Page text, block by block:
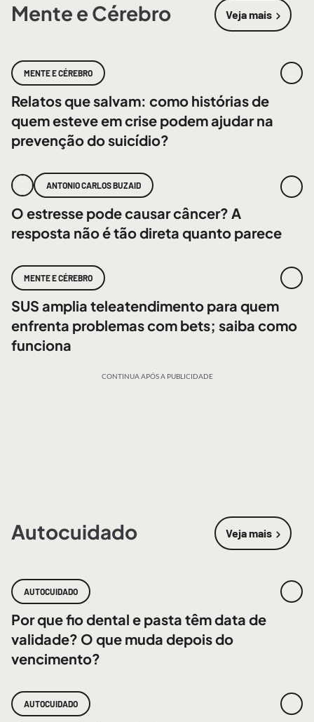
Mente e Cérebro Veja mais
sobre
MENTE E CÉREBRO
Relatos que salvam: como histórias de
quem esteve em crise podem ajudar na
prevenção do suicídio?
ANTONIO CARLOS BUZAID
O estresse pode causar câncer? A
resposta não é tão direta quanto parece
MENTE E CÉREBRO
SUS amplia teleatendimento para quem
enfrenta problemas com bets; saiba como
funciona
CONTINUA APÓS A PUBLICIDADE
Autocuidado Veja mais
sobre
AUTOCUIDADO
Por que fio dental e pasta têm data de
validade? O que muda depois do
vencimento?
AUTOCUIDADO